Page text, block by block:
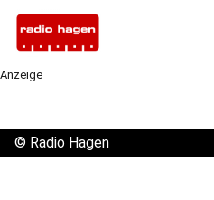
Anzeige
© Radio Hagen